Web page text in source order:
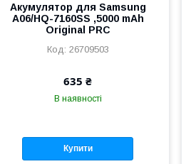
Акумулятор для Samsung
A06/HQ-7160SS ,5000 mAh
Original PRC
26709503
635 ₴
В наявності
Купити